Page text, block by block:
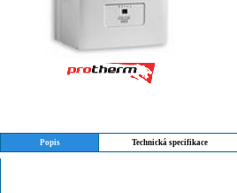
Popis Technická specifikace